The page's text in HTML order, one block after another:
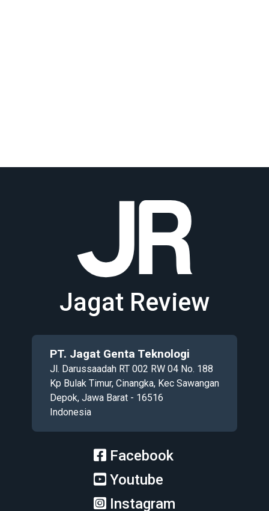
Jagat Review
PT. Jagat Genta Teknologi
Jl. Darussaadah RT 002 RW 04 No. 188
Kp Bulak Timur, Cinangka, Kec Sawangan
Depok, Jawa Barat - 16516
Indonesia
Facebook
Youtube
Instagram